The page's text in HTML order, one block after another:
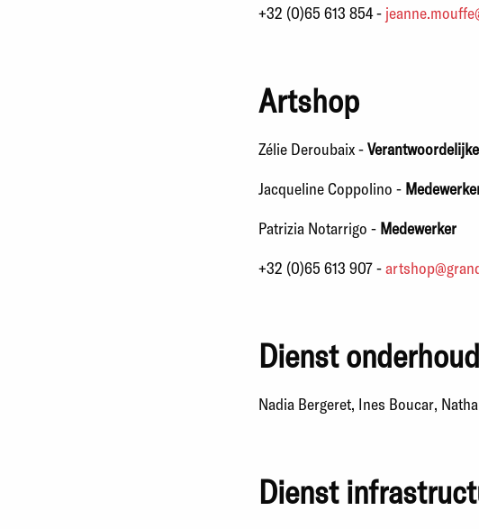
+32 (0)65 613 854 -
Artshop
Zélie Deroubaix -
Jacqueline Coppolino -
Patrizia Notarrigo - Medewerker
+32 (0)65 613 907 -
Dienst onderhoud
Nadia Bergeret, Ines Boucar,
Dienst